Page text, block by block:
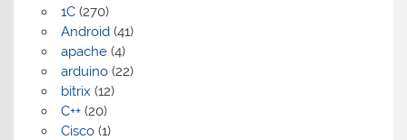
1C(270)
Android(41)
apache(4)
arduino(22)
bitrix (12)
C++(20)
Cisco(1)